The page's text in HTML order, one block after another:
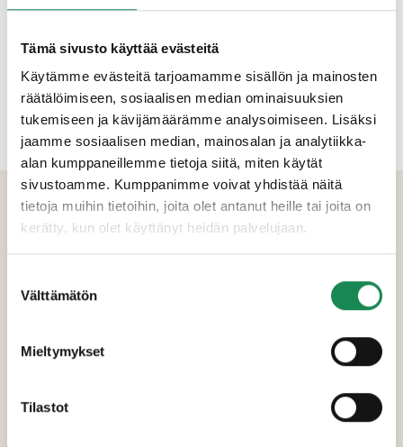
Tämä sivusto käyttää evästeitä
Käytämme evästeitä tarjoamamme sisällön ja mainosten
räätälöimiseen, sosiaalisen median ominaisuuksien
tukemiseen ja kävijämäärämme analysoimiseen. Lisäksi
jaamme sosiaalisen median, mainosalan ja analytiikka-
alan kumppaneillemme tietoja siitä, miten käytät
sivustoamme. Kumppanimme voivat yhdistää näitä
tietoja muihin tietoihin, joita olet antanut heille tai joita on
kerätty, kun olet käyttänyt heidän palvelujaan.
valinta
Välttämätön
Mieltymykset
Tilastot
TUOTETIEDOT
Ainesosat
Vehnäjauho
, askorbiinihappo,
), vesi, rapsiöljy,